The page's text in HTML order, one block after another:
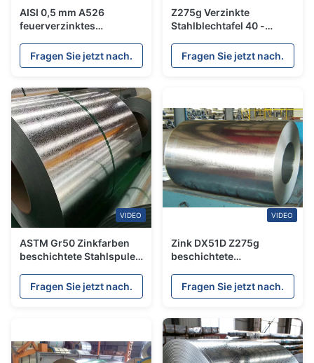
AISI 0,5 mm A526
feuerverzinktes
Zinkschicht Metall
Fragen Sie jetzt nach.
Z275g Verzinkte
Stahlblechtafel 40 -
Kundenspezifischer Stahl
für Bedachungen
Fragen Sie jetzt nach.
VIDEO
ASTM Gr50 Zinkfarben
beschichtete Stahlspule
Stahlspule für den Bau
Fragen Sie jetzt nach.
VIDEO
Zink DX51D Z275g
beschichtete
eingetauchte 0.5mm
Stärke der Stahlspulen-
Fragen Sie jetzt nach.